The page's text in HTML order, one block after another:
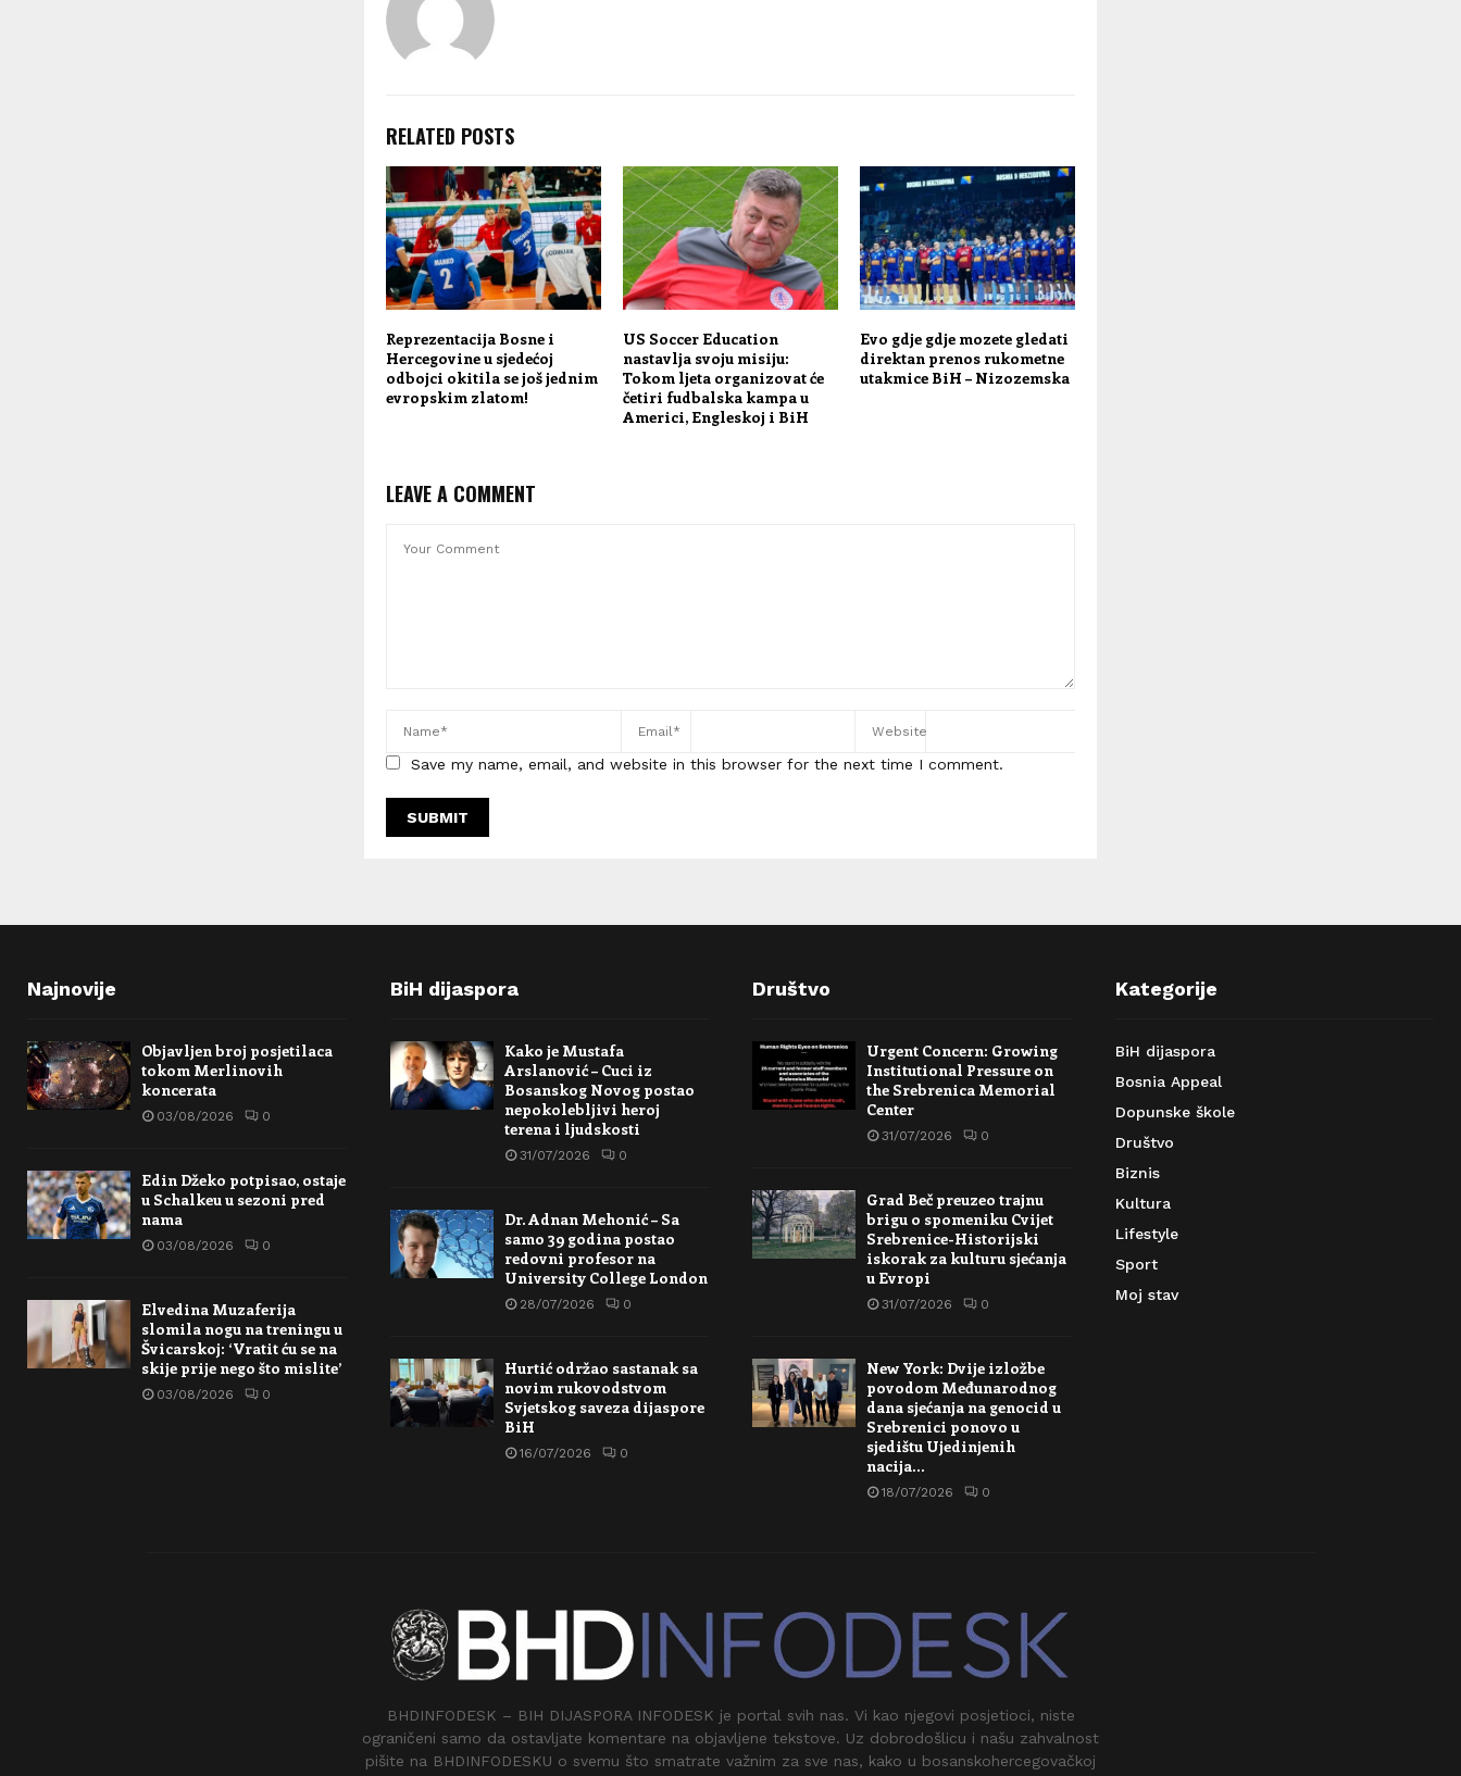
RELATED POSTS
Reprezentacija Bosne i
Hercegovine u sjedećoj
odbojci okitila se još jednim
evropskim zlatom!
US Soccer Education
nastavlja svoju misiju:
Tokom ljeta organizovat će
četiri fudbalska kampa u
Americi, Engleskoj i BiH
Evo gdje gdje mozete gledati
direktan prenos rukometne
utakmice BiH – Nizozemska
LEAVE A COMMENT
Save my name, email, and website in this browser for the next time I comment.
Najnovije
Objavljen broj posjetilaca
tokom Merlinovih
koncerata
03/08/2026 0
Edin Džeko potpisao, ostaje
u Schalkeu u sezoni pred
nama
03/08/2026 0
Elvedina Muzaferija
slomila nogu na treningu u
Švicarskoj: ‘Vratit ću se na
skije prije nego što mislite’
03/08/2026 0
BiH dijaspora
Kako je Mustafa
Arslanović – Cuci iz
Bosanskog Novog postao
nepokolebljivi heroj
terena i ljudskosti
31/07/2026 0
Dr. Adnan Mehonić – Sa
samo 39 godina postao
redovni profesor na
University College London
28/07/2026 0
Hurtić održao sastanak sa
novim rukovodstvom
Svjetskog saveza dijaspore
BiH
16/07/2026 0
Društvo
Urgent Concern: Growing
Institutional Pressure on
the Srebrenica Memorial
Center
31/07/2026 0
Grad Beč preuzeo trajnu
brigu o spomeniku Cvijet
Srebrenice-Historijski
iskorak za kulturu sjećanja
u Evropi
31/07/2026 0
New York: Dvije izložbe
povodom Međunarodnog
dana sjećanja na genocid u
Srebrenici ponovo u
sjedištu Ujedinjenih
nacija…
18/07/2026 0
Kategorije
BiH dijaspora
Bosnia Appeal
Dopunske škole
Društvo
Biznis
Kultura
Lifestyle
Sport
Moj stav
BHDINFODESK – BIH DIJASPORA INFODESK je portal svih nas. Vi kao njegovi posjetioci, niste
ograničeni samo da ostavljate komentare na objavljene tekstove. Uz dobrodošlicu i našu zahvalnost
pišite na BHDINFODESKU o svemu što smatrate važnim za sve nas, kako u bosanskohercegovačkoj